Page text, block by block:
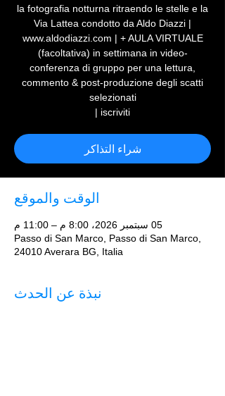
la fotografia notturna ritraendo le stelle e la
Via Lattea condotto da Aldo Diazzi |
www.aldodiazzi.com | + AULA VIRTUALE
(facoltativa) in settimana in video-
conferenza di gruppo per una lettura,
commento & post-produzione degli scatti
iscriviti |
شراء التذاكر
الوقت والموقع
05 سبتمبر 2026، 8:00 م – 11:00 م
Passo di San Marco, Passo di San Marco,
24010 Averara BG, Italia
نبذة عن الحدث